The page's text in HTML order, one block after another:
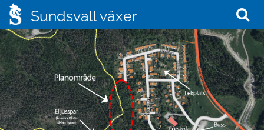
Sundsvall växer